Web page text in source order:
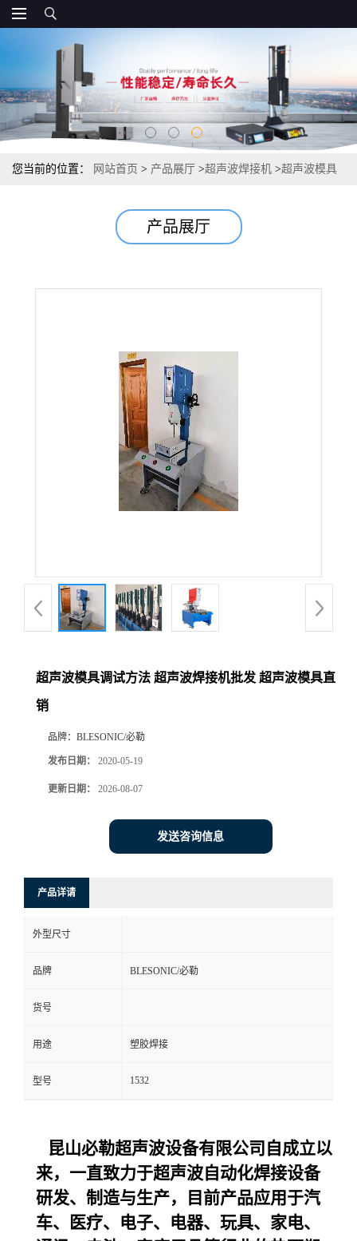
您当前的位置： 网站首页 > 产品展厅 >超声波焊接机 >超声波模具
产品展厅
超声波模具调试方法 超声波焊接机批发 超声波模具直
销
品牌： BLESONIC/必勒
发布日期： 2020-05-19
更新日期： 2026-08-07
发送咨询信息
产品详请
外型尺寸
品牌 BLESONIC/必勒
货号
用途 塑胶焊接
型号 1532
昆山必勒超声波设备有限公司自成立以
来，一直致力于超声波自动化焊接设备
研发、制造与生产，目前产品应用于汽
车、医疗、电子、电器、玩具、家电、